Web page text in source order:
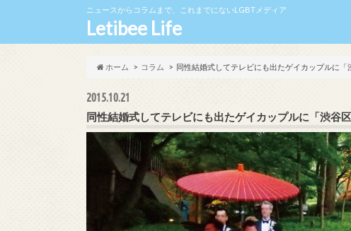
ニュースからコラムまで、これまでにないLGBTメディア
Letibee Life
ホーム コラム 同性結婚式してテレビにも出たゲイカップルに
2015.10.21
同性結婚式してテレビにも出たゲイカップルに「渋谷